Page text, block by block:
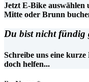
Jetzt E-Bike
Mitte oder Brunn
Du bist nicht fündig
Schreibe uns eine
doch helfen...